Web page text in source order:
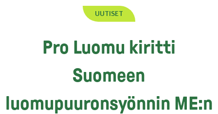
UUTISET
Pro Luomu kiritti
Suomeen
luomupuuronsyönnin ME:n